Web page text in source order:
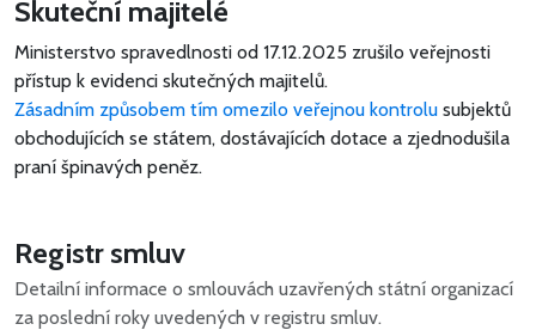
Skuteční majitelé
Ministerstvo spravedlnosti od 17.12.2025 zrušilo veřejnosti
přístup k evidenci skutečných majitelů.
Zásadním způsobem tím omezilo veřejnou kontrolu subjektů
obchodujících se státem, dostávajících dotace a zjednodušila
praní špinavých peněz.
Registr smluv
Detailní informace o smlouvách uzavřených státní organizací
za poslední roky uvedených v registru smluv.